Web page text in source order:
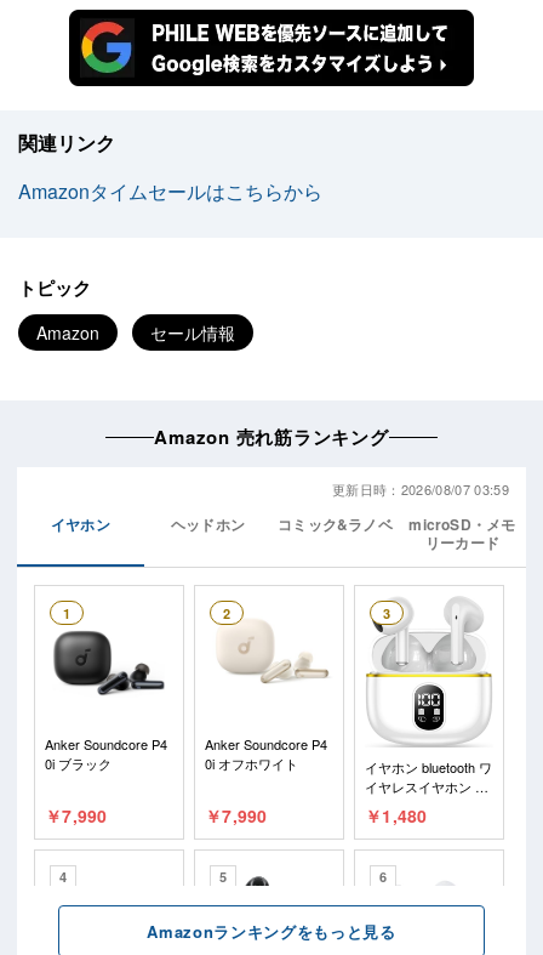
関連リンク
Amazonタイムセールはこちらから
トピック
Amazon セール情報